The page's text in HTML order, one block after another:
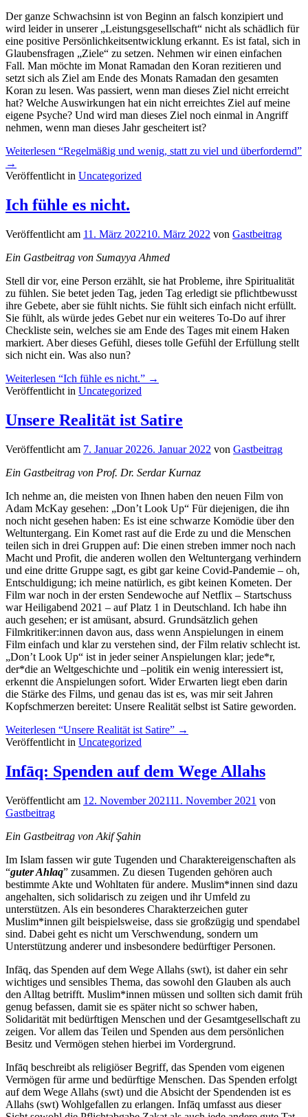
Der ganze Schwachsinn ist von Beginn an falsch konzipiert und
wird leider in unserer „Leistungsgesellschaft“ nicht als schädlich für
eine positive Persönlichkeitsentwicklung erkannt. Es ist fatal, sich in
Glaubensfragen „Ziele“ zu setzen. Nehmen wir einen einfachen
Fall. Man möchte im Monat Ramadan den Koran rezitieren und
setzt sich als Ziel am Ende des Monats Ramadan den gesamten
Koran zu lesen. Was passiert, wenn man dieses Ziel nicht erreicht
hat? Welche Auswirkungen hat ein nicht erreichtes Ziel auf meine
eigene Psyche? Und wird man dieses Ziel noch einmal in Angriff
nehmen, wenn man dieses Jahr gescheitert ist?
Weiterlesen “Regelmäßig und wenig, statt zu viel und überfordernd”
→
Veröffentlicht in Uncategorized
Ich fühle es nicht.
Veröffentlicht am 11. März 202210. März 2022 von Gastbeitrag
Ein Gastbeitrag von Sumayya Ahmed
Stell dir vor, eine Person erzählt, sie hat Probleme, ihre Spiritualität
zu fühlen. Sie betet jeden Tag, jeden Tag erledigt sie pflichtbewusst
ihre Gebete, aber sie fühlt nichts. Sie fühlt sich einfach nicht erfüllt.
Sie fühlt, als würde jedes Gebet nur ein weiteres To-Do auf ihrer
Checkliste sein, welches sie am Ende des Tages mit einem Haken
markiert. Aber dieses Gefühl, dieses tolle Gefühl der Erfüllung stellt
sich nicht ein. Was also nun?
Weiterlesen “Ich fühle es nicht.” →
Veröffentlicht in Uncategorized
Unsere Realität ist Satire
Veröffentlicht am 7. Januar 20226. Januar 2022 von Gastbeitrag
Ein Gastbeitrag von Prof. Dr. Serdar Kurnaz
Ich nehme an, die meisten von Ihnen haben den neuen Film von
Adam McKay gesehen: „Don’t Look Up“ Für diejenigen, die ihn
noch nicht gesehen haben: Es ist eine schwarze Komödie über den
Weltuntergang. Ein Komet rast auf die Erde zu und die Menschen
teilen sich in drei Gruppen auf: Die einen streben immer noch nach
Macht und Profit, die anderen wollen den Weltuntergang verhindern
und eine dritte Gruppe sagt, es gibt gar keine Covid-Pandemie – oh,
Entschuldigung; ich meine natürlich, es gibt keinen Kometen. Der
Film war noch in der ersten Sendewoche auf Netflix – Startschuss
war Heiligabend 2021 – auf Platz 1 in Deutschland. Ich habe ihn
auch gesehen; er ist amüsant, absurd. Grundsätzlich gehen
Filmkritiker:innen davon aus, dass wenn Anspielungen in einem
Film einfach und klar zu verstehen sind, der Film relativ schlecht ist.
„Don’t Look Up“ ist in jeder seiner Anspielungen klar; jede*r,
der*die an Weltgeschichte und –politik ein wenig interessiert ist,
erkennt die Anspielungen sofort. Wider Erwarten liegt eben darin
die Stärke des Films, und genau das ist es, was mir seit Jahren
Kopfschmerzen bereitet: Unsere Realität selbst ist Satire geworden.
Weiterlesen “Unsere Realität ist Satire” →
Veröffentlicht in Uncategorized
Infāq: Spenden auf dem Wege Allahs
Veröffentlicht am 12. November 202111. November 2021 von
Gastbeitrag
Ein Gastbeitrag von Akif Şahin
Im Islam fassen wir gute Tugenden und Charaktereigenschaften als
“guter Ahlaq” zusammen. Zu diesen Tugenden gehören auch
bestimmte Akte und Wohltaten für andere. Muslim*innen sind dazu
angehalten, sich solidarisch zu zeigen und ihr Umfeld zu
unterstützen. Als ein besonderes Charakterzeichen guter
Muslim*innen gilt beispielsweise, dass sie großzügig und spendabel
sind. Dabei geht es nicht um Verschwendung, sondern um
Unterstützung anderer und insbesondere bedürftiger Personen.
Infāq, das Spenden auf dem Wege Allahs (swt), ist daher ein sehr
wichtiges und sensibles Thema, das sowohl den Glauben als auch
den Alltag betrifft. Muslim*innen müssen und sollten sich damit früh
genug befassen, damit sie es später nicht so schwer haben,
Solidarität mit bedürftigen Menschen und der Gesamtgesellschaft zu
zeigen. Vor allem das Teilen und Spenden aus dem persönlichen
Besitz und Vermögen stehen hierbei im Vordergrund.
Infāq beschreibt als religiöser Begriff, das Spenden vom eigenen
Vermögen für arme und bedürftige Menschen. Das Spenden erfolgt
auf dem Wege Allahs (swt) und die Absicht der Spendenden ist es
Allahs (swt) Wohlgefallen zu erlangen. Infāq umfasst aus dieser